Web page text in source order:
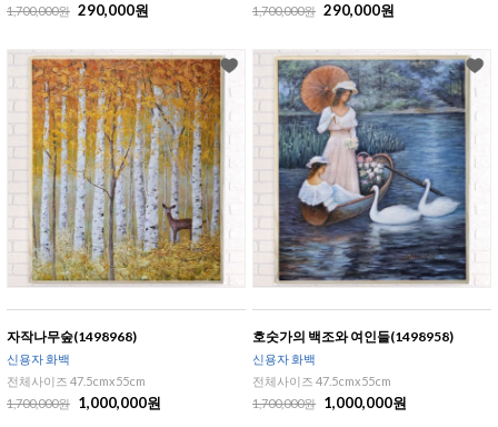
1,700,000원 290,000원
1,700,000원 290,000원
자작나무숲(1498968)
신용자 화백
전체사이즈 47.5cmx55cm
1,700,000원
1,000,000원
호숫가의 백조와 여인들(1498958)
신용자 화백
전체사이즈 47.5cmx55cm
1,700,000원
1,000,000원